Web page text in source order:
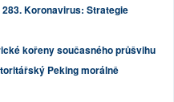
Koronavirus: Strategie
kořeny současného průšvihu
Peking morálně